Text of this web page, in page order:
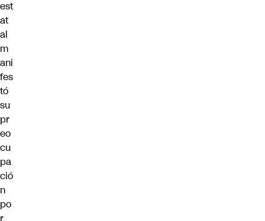
est
at
al
m
ani
fes
tó
su
pr
eo
cu
pa
ció
n
po